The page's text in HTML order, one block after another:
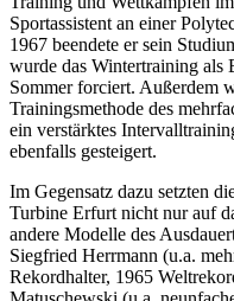
Sportassistent an einer
1967 beendete er sein
wurde das Wintertraining als
Sommer forciert. Außerdem
Trainingsmethode des
ein verstärktes
ebenfalls gesteigert.
Im Gegensatz dazu setzten
Turbine Erfurt nicht nur auf
andere Modelle des
Siegfried Herrmann (u.a.
Rekordhalter, 1965